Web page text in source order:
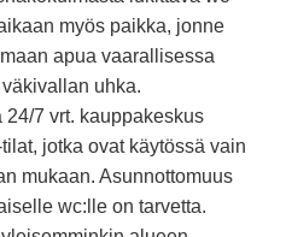
myös paikka, jonne
apua vaarallisessa
uhka.
7 vrt. kauppakeskus
jotka ovat käytössä vain
mukaan. Asunnottomuus
wc:lle on tarvetta.